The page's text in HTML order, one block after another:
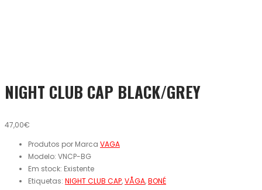
NIGHT CLUB CAP BLACK/GREY
47,00€
Produtos por Marca VAGA
Modelo: VNCP-BG
Em stock: Existente
Etiquetas: NIGHT CLUB CAP,VÅGA,BONÉ